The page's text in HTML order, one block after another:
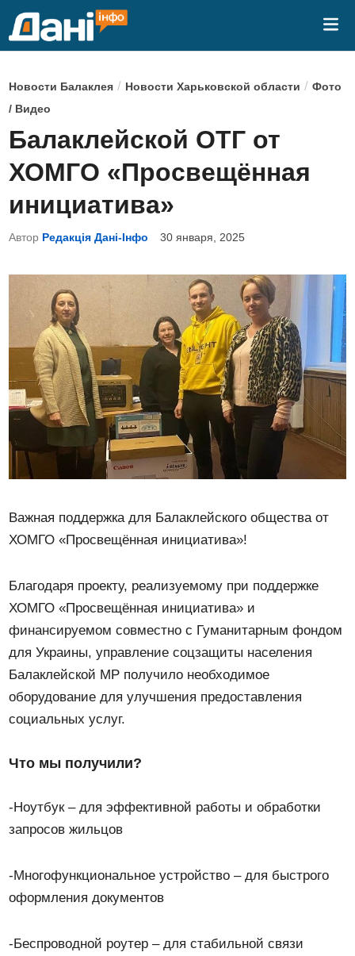
О
п
у
б
л
и
к
о
н
о
в
Новости Балаклея / Новости Харьковской области /Фото
/ Видео
Балаклейской ОТГ от
ХОМГО «Просвещённая
инициатива»
Автор Редакція Дані-Інфо 30 января, 2025
Важная поддержка для Балаклейского общества от
ХОМГО «Просвещённая инициатива»!
Благодаря проекту, реализуемому при поддержке
ХОМГО «Просвещённая инициатива» и
финансируемом совместно с Гуманитарным фондом
для Украины, управление соцзащиты населения
Балаклейской МР получило необходимое
оборудование для улучшения предоставления
социальных услуг.
Что мы получили?
-Ноутбук – для эффективной работы и обработки
запросов жильцов
-Многофункциональное устройство – для быстрого
оформления документов
-Беспроводной роутер – для стабильной связи